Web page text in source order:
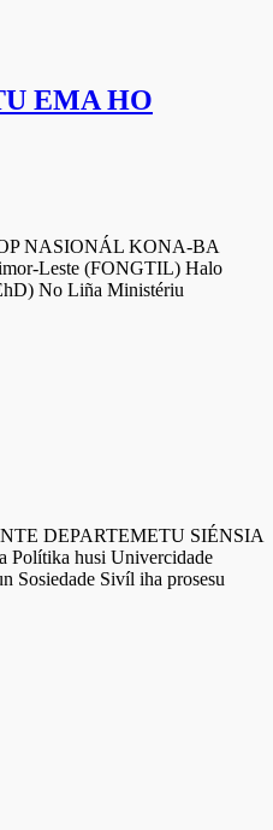
EMA HO
KONA-BA
Leste (FONGTIL) Halo
No Liña Ministériu
SIÉNSIA
Polítika husi Univercidade
Sosiedade Sivíl iha prosesu